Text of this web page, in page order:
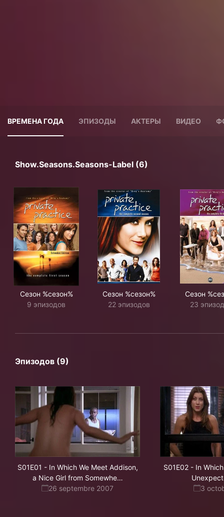
ВРЕМЕНА ГОДА ЭПИЗОДЫ АКТЕРЫ ВИДЕО
Show.seasons.seasons-Label (6)
Сезон %сезон%
9 эпизодов
Сезон %сезон%
22 эпизодов
Сезон
23
Эпизодов (9)
S01E01 - In Which We Meet Addison,
a Nice Girl from Somewhe…
26 septembre 2007
S01E02 - In
3